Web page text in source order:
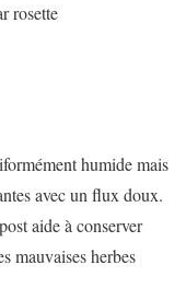
rosette
humide mais
avec un flux doux.
aide à conserver
mauvaises herbes